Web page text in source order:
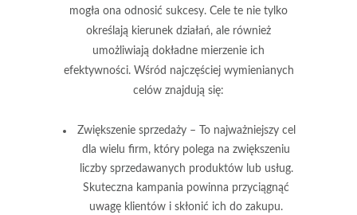
mogła ona odnosić sukcesy. Cele te nie tylko
określają kierunek działań, ale również
umożliwiają dokładne mierzenie ich
efektywności. Wśród najczęściej wymienianych
celów znajdują się:
Zwiększenie sprzedaży– To najważniejszy cel
dla wielu firm, który polega na zwiększeniu
liczby sprzedawanych produktów lub usług.
Skuteczna kampania powinna przyciągnąć
uwagę klientów i skłonić ich do zakupu.